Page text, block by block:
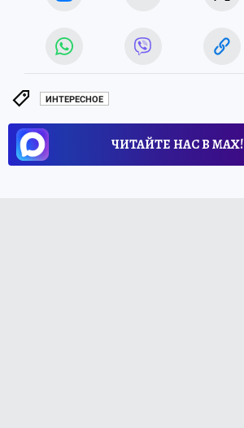
ИНТЕРЕСНОЕ
ЧИТАЙТЕ НАС В МАХ!